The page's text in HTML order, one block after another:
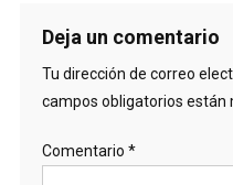
Deja un comentario
Tu dirección de correo
campos obligatorios están
Comentario *